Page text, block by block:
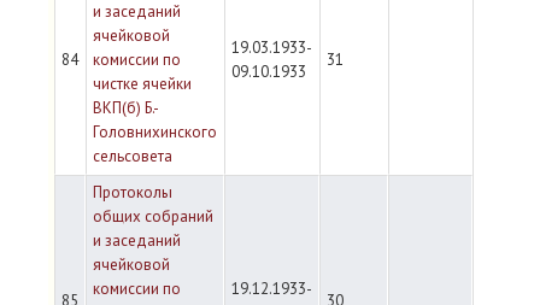
84
и заседаний
ячейковой
комиссии по
чистке ячейки
ВКП(б) Б.-
Головнихинского
сельсовета
19.03.1933-
09.10.1933
31
85
Протоколы
общих собраний
и заседаний
ячейковой
комиссии по
19.12.1933-
30